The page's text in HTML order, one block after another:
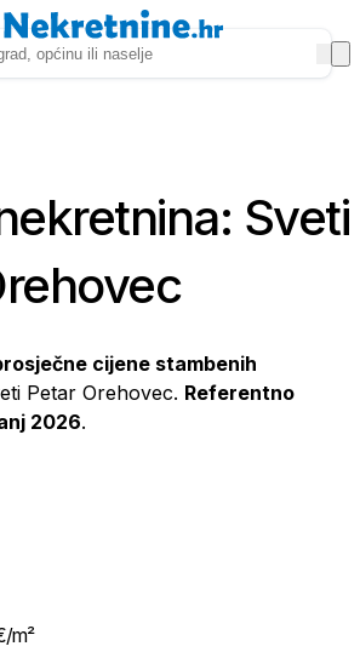
Sveti
cijene stambenih
Petar Orehovec. Referentno
2026.
m²